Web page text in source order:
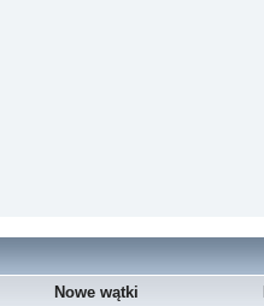
Nowe wątki